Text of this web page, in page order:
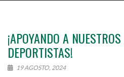
¡APOYANDO A
DEPORTISTAS!
19 AGOSTO, 2024